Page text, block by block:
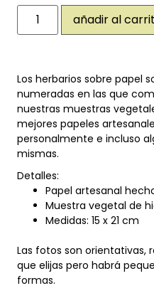
añadir al
Los herbarios sobre papel
numeradas en las que
nuestras muestras
mejores papeles
personalmente e incluso
mismas.
Detalles:
Papel artesanal
Muestra vegetal de
Medidas: 15 x 21 cm
Las fotos son orientativas,
que elijas pero habrá
formas.